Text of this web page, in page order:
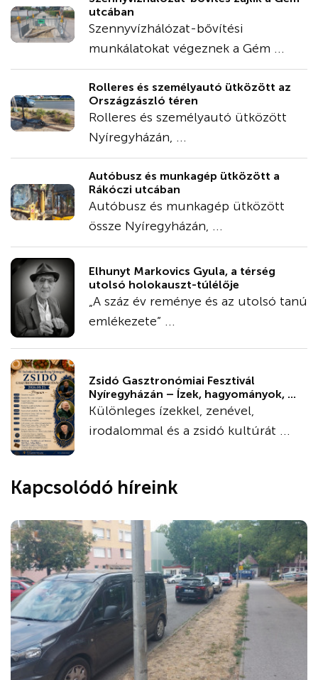
utcában
Szennyvízhálózat-bővítési
munkálatokat végeznek a Gém ...
Rolleres és személyautó ütközött az
Országzászló téren
Rolleres és személyautó ütközött
Nyíregyházán, ...
Autóbusz és munkagép ütközött a
Rákóczi utcában
Autóbusz és munkagép ütközött
össze Nyíregyházán, ...
Elhunyt Markovics Gyula, a térség
utolsó holokauszt-túlélője
„A száz év reménye és az utolsó tanú
emlékezete” ...
Zsidó Gasztronómiai Fesztivál
Nyíregyházán – Ízek, hagyományok, ...
Különleges ízekkel, zenével,
irodalommal és a zsidó kultúrát ...
Kapcsolódó híreink